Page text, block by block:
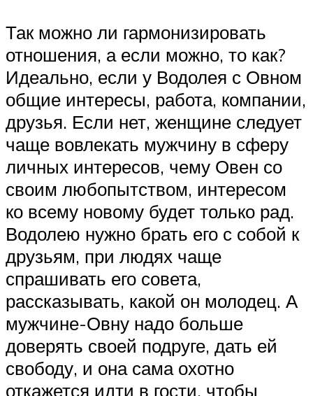
Так можно ли гармонизировать
отношения, а если можно, то как?
Идеально, если у Водолея с Овном
общие интересы, работа, компании,
друзья. Если нет, женщине следует
чаще вовлекать мужчину в сферу
личных интересов, чему Овен со
своим любопытством, интересом
ко всему новому будет только рад.
Водолею нужно брать его с собой к
друзьям, при людях чаще
спрашивать его совета,
рассказывать, какой он молодец. А
мужчине-Овну надо больше
доверять своей подруге, дать ей
свободу, и она сама охотно
откажется идти в гости, чтобы